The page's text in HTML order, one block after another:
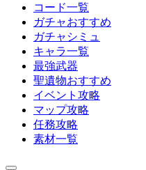
コード一覧
ガチャおすすめ
ガチャシミュ
キャラ一覧
最強武器
聖遺物おすすめ
イベント攻略
マップ攻略
任務攻略
素材一覧